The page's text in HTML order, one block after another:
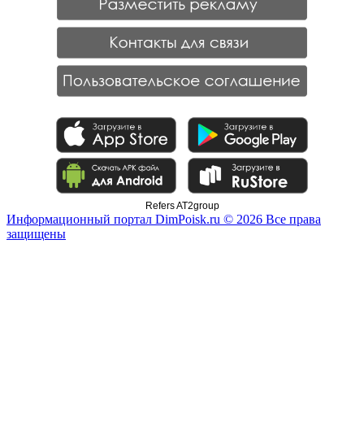
Refers AT2group
Информационный портал DimPoisk.ru © 2026 Все права
защищены